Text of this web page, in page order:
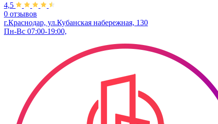
4,5
0 отзывов
г.Краснодар, ул.​Кубанская набережная, 130
Пн-Вс 07:00-19:00,